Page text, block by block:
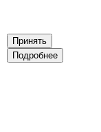
Принять
Подробнее